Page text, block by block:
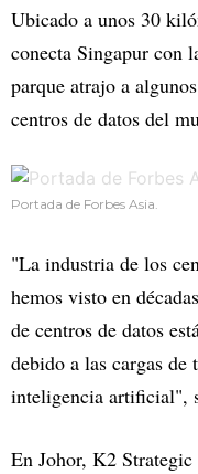
Ubicado a unos 30
conecta Singapur con
parque atrajo a
centros de datos del
Portada de Forbes Asia.
"La industria de los
hemos visto en
de centros de datos
debido a las cargas
inteligencia artificial",
En Johor, K2